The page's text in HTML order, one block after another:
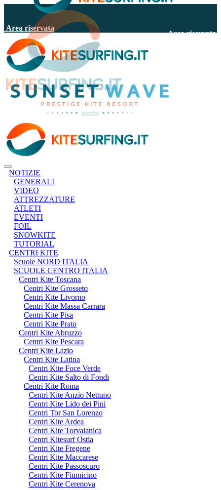
Area riservata
Area riservata
NOTIZIE
GENERALI
VIDEO
ATTREZZATURE
ATLETI
EVENTI
FOIL
SNOWKITE
TUTORIAL
CENTRI KITE
Scuole NORD ITALIA
SCUOLE CENTRO ITALIA
Centri Kite Toscana
Centri Kite Grosseto
Centri Kite Livorno
Centri Kite Massa Carrara
Centri Kite Pisa
Centri Kite Prato
Centri Kite Abruzzo
Centri Kite Pescara
Centri Kite Lazio
Centri Kite Latina
Centri Kite Foce Verde
Centri Kite Salto di Fondi
Centri Kite Roma
Centri Kite Anzio Nettuno
Centri Kite Lido dei Pini
Centri Tor San Lorenzo
Centri Kite Ardea
Centri Kite Torvaianica
Centri Kitesurf Ostia
Centri Kite Fregene
Centri Kite Maccarese
Centri Kite Passoscuro
Centri Kite Fiumicino
Centri Kite Cerenova